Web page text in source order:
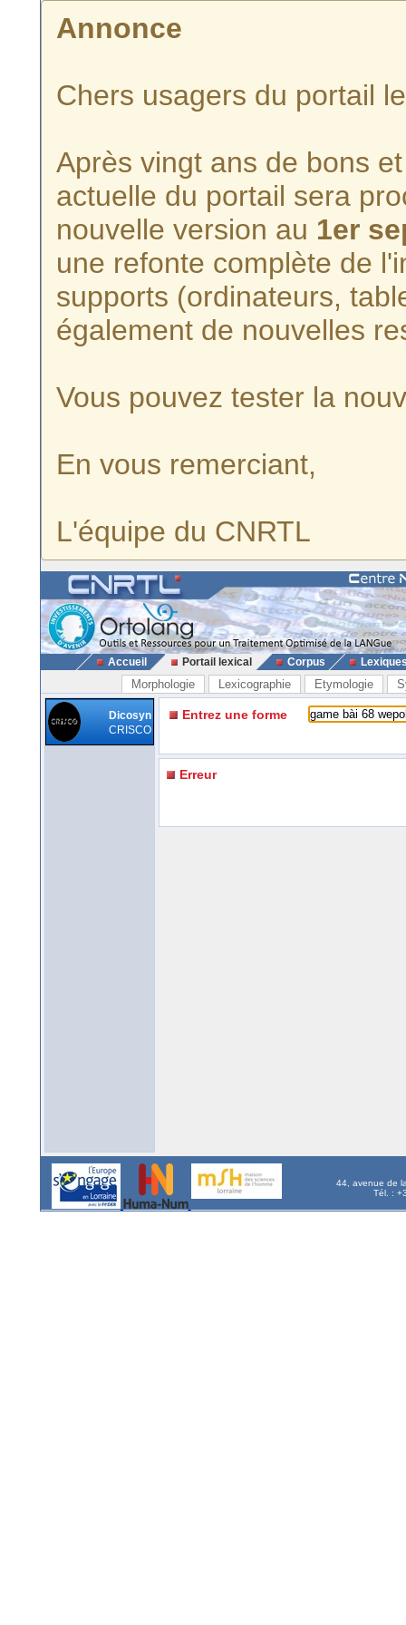
Annonce
Chers usagers du portail
Après vingt ans de bons
actuelle du portail sera
nouvelle version au 1er
une refonte complète de
supports (ordinateurs,
également de nouvelles
Vous pouvez tester la
En vous remerciant,
L'équipe du CNRTL
Accueil Portail lexical Corpus
Morphologie Lexicographie Etymologie
Dicosyn
CRISCO
Entrez une forme
Erreur
44, avenue de
Tél. :